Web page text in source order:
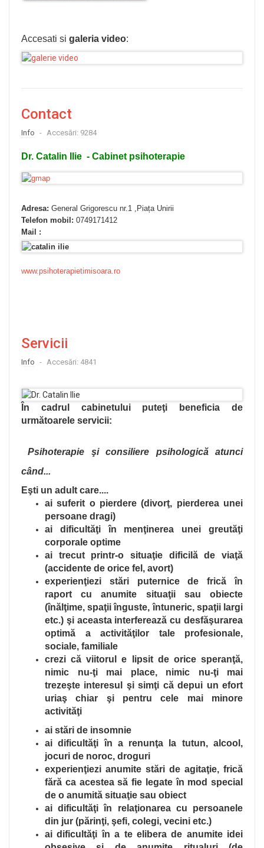
Accesati si galeria video:
Contact
Info Accesări: 9284
Dr. Catalin Ilie - Cabinet psihoterapie
Adresa: General Grigorescu nr.1 ,Piața Unirii
Telefon mobil: 0749171412
Mail :
www.psihoterapietimisoara.ro
Servicii
Info Accesări: 4841
În cadrul cabinetului puteţi beneficia de
următoarele servicii:
Psihoterapie şi consiliere psihologicăatunci
când...
Eşti un adult care....
ai suferit o pierdere (divorţ, pierderea unei
persoane dragi)
ai dificultăţi în menţinerea unei greutăţi
corporale optime
ai trecut printr-o situaţie dificilă de viaţă
(accidente de orice fel, avort)
experienţiezi stări puternice de frică în
raport cu anumite situaţii sau obiecte
(înălţime, spaţii înguste, întuneric, spaţii largi
etc.) şi aceasta interferează cu desfăşurarea
optimă a activităţilor tale profesionale,
sociale, familiale
crezi că viitorul e lipsit de orice speranţă,
nimic nu-ţi mai place, nimic nu-ţi mai
trezeşte interesul şi simţi că depui un efort
uriaş chiar şi pentru cele mai minore
activităţi
ai stări de insomnie
ai dificultăţi în a renunţa la tutun, alcool,
jocuri de noroc, droguri
experienţiezi anumite stări de agitaţie, frică
fără ca acestea să fie legate în mod special
de o anumită situaţie sau obiect
ai dificultăţi în relaţionarea cu persoanele
din jur (părinţi, şefi, colegi, vecini etc.)
ai dificultăţi în a te elibera de anumite idei